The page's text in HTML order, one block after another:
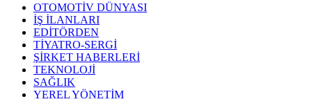
OTOMOTİV DÜNYASI
İŞ İLANLARI
EDİTÖRDEN
TİYATRO-SERGİ
ŞİRKET HABERLERİ
TEKNOLOJİ
SAĞLIK
YEREL YÖNETİM